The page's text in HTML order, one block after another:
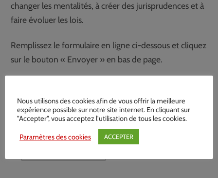
changer les mentalités, à créer des jurisprudences et à
faire évoluer les lois.
Remplissez le formulaire en ligne ci-dessous et cliquez
sur le bouton « Envoyer » en bas de page.
Votre nom * Votre prénom
Votre adresse
Nous utilisons des cookies afin de vous offrir la meilleure
expérience possible sur notre site internet. En cliquant sur
"Accepter", vous acceptez l'utilisation de tous les cookies.
Paramètres des cookies ACCEPTER